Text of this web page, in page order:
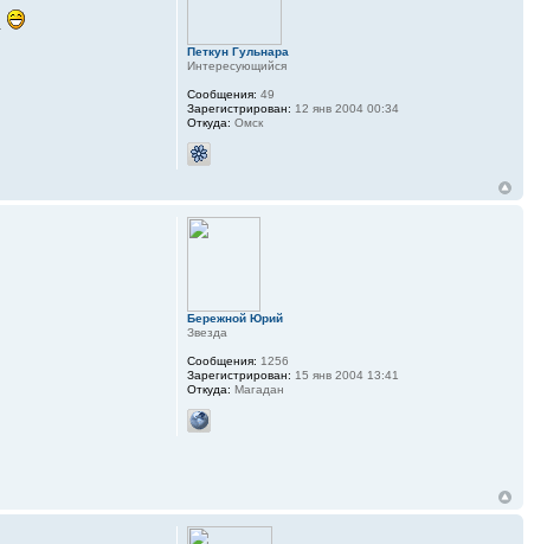
Петкун Гульнара
Интересующийся
Сообщения: 49
Зарегистрирован: 12 янв 2004 00:34
Откуда: Омск
Бережной Юрий
Звезда
Сообщения: 1256
Зарегистрирован: 15 янв 2004 13:41
Откуда: Магадан